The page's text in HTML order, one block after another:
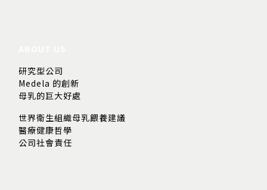
研究型公司
Medela 的創新
母乳的巨大好處
世界衛生組織母乳餵養建議
醫療健康哲學
公司社會責任